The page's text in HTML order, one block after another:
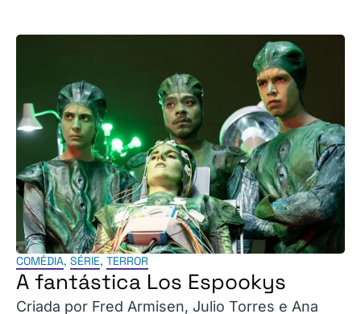
COMÉDIA, SÉRIE, TERROR
A fantástica Los Espookys
Criada por Fred Armisen, Julio Torres e Ana